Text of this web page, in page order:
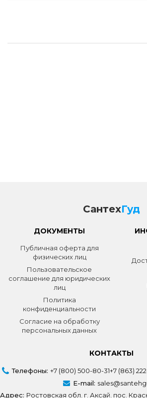
СантехГуд
ДОКУМЕНТЫ
Публичная оферта для
физических лиц
Пользовательское
соглашение для юридических
лиц
Политика
конфиденциальности
Согласие на обработку
персональных данных
КОНТАКТЫ
Телефоны: +7 (800) 500-80-31+7 (863)
E-mail:
Адрес: Ростовская обл, г. Аксай, пос.